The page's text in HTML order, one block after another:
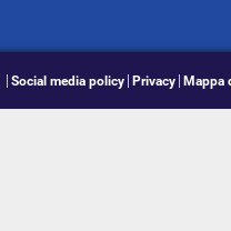
Social media policy Privacy Mappa